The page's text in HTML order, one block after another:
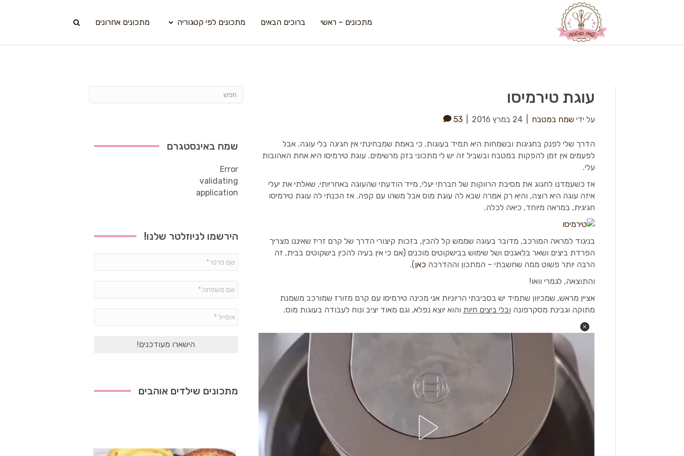
מתכונים – ראשי ברוכים הבאים מתכונים לפי קטגוריה מתכונים אחרונים
עוגת טירמיסו
על ידי שמח במטבח 24 במרץ 2016 53
הדרך שלי לפנק בחגיגות ובשמחות היא תמיד בעוגות. כי באמת שמבחינתי אין חגיגה בלי עוגה. אבל
לפעמים אין זמן להפקות במטבח ובשביל זה יש לי מתכוני בזק מרשימים. עוגת טירמיסו היא אחת האהובות
עלי.
אז כשעמדנו לחגוג את מסיבת הרווקות של חברתי יעלי, מייד הודעתי שהעוגה באחריותי. שאלתי את יעלי
איזה עוגה היא רוצה, והיא רק אמרה שבא לה עוגת מוס אבל משהו עם קפה. אז הכנתי לה עוגת טירמיסו
חגיגית, במראה מיוחד, כיאה לכלה.
בניגוד למראה המורכב, מדובר בעוגה שממש קל להכין, בזכות קיצורי הדרך של קרם זריז שאיננו מצריך
הפרדת ביצים ושאר בלאגנים ושל שימוש בבישקוטים מוכנים (אם כי אין בעיה להכין בישקוטים בבית, זה
הרבה יותר פשוט ממה שחשבתי – המתכון וההדרכהכאן).
והתוצאה, לגמרי וואו!
אציין מראש, שמכיוון שתמיד יש בסביבתי הריוניות אני מכינה טירמיסו עם קרם מזורז שמורכב משמנת
מתוקה וגבינת מסקרפונה ובלי ביצים חיות והוא יוצא נפלא, וגם מאוד יציב ונוח לעבודה בעוגות מוס.
שמח באינסטגרם
Error
validating
application
הירשמו לניוזלטר שלנו!
פרטי
משפחה
*
מתכונים שילדים אוהבים